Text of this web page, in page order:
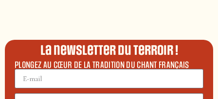
La newsletter du terroir !
PLONGEZ AU CŒUR DE LA TRADITION DU CHANT FRANÇAIS